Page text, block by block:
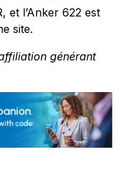
et l’Anker 622 est
site.
générant